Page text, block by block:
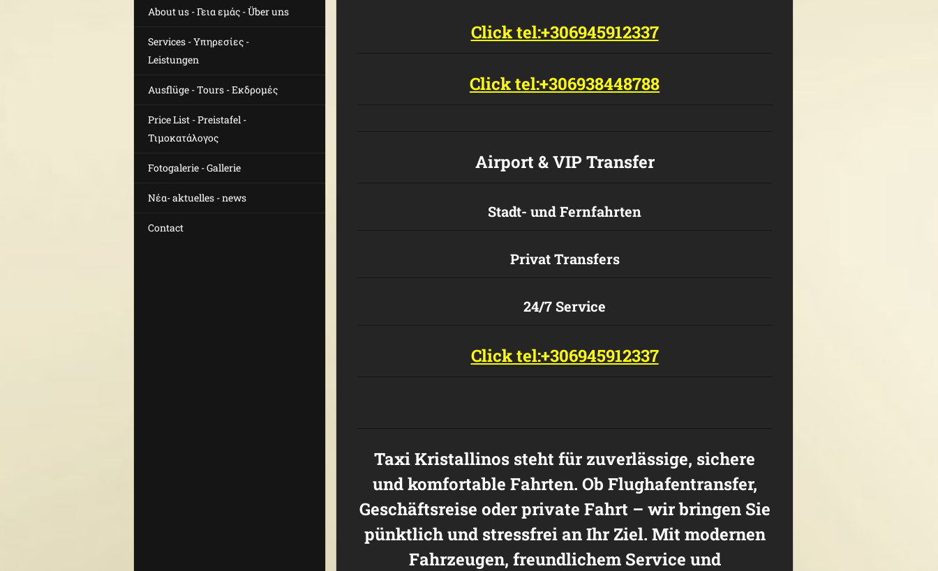
About us - Γεια εμάς - Über uns
Services - Υπηρεσίες -
Leistungen
Ausflüge - Tours - Εκδρομές
Price List - Preistafel -
Τιμοκατάλογος
Fotogalerie - Gallerie
Νέα- aktuelles - news
Contact
Click tel:+306945912337
Click tel:+306938448788
Airport & VIP Transfer
Stadt- und Fernfahrten
Privat Transfers
24/7 Service
Click tel:+306945912337
Taxi Kristallinos steht für zuverlässige, sichere
und komfortable Fahrten. Ob Flughafentransfer,
Geschäftsreise oder private Fahrt – wir bringen Sie
pünktlich und stressfrei an Ihr Ziel. Mit modernen
Fahrzeugen, freundlichem Service und